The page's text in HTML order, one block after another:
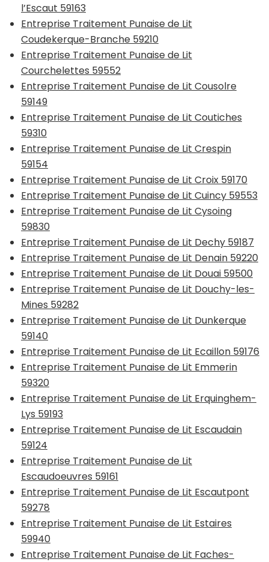
l’Escaut 59163
Entreprise Traitement Punaise de Lit
Coudekerque-Branche 59210
Entreprise Traitement Punaise de Lit
Courchelettes 59552
Entreprise Traitement Punaise de Lit Cousolre
59149
Entreprise Traitement Punaise de Lit Coutiches
59310
Entreprise Traitement Punaise de Lit Crespin
59154
Entreprise Traitement Punaise de Lit Croix 59170
Entreprise Traitement Punaise de Lit Cuincy 59553
Entreprise Traitement Punaise de Lit Cysoing
59830
Entreprise Traitement Punaise de Lit Dechy 59187
Entreprise Traitement Punaise de Lit Denain 59220
Entreprise Traitement Punaise de Lit Douai 59500
Entreprise Traitement Punaise de Lit Douchy-les-
Mines 59282
Entreprise Traitement Punaise de Lit Dunkerque
59140
Entreprise Traitement Punaise de Lit Ecaillon 59176
Entreprise Traitement Punaise de Lit Emmerin
59320
Entreprise Traitement Punaise de Lit Erquinghem-
Lys 59193
Entreprise Traitement Punaise de Lit Escaudain
59124
Entreprise Traitement Punaise de Lit
Escaudoeuvres 59161
Entreprise Traitement Punaise de Lit Escautpont
59278
Entreprise Traitement Punaise de Lit Estaires
59940
Entreprise Traitement Punaise de Lit Faches-